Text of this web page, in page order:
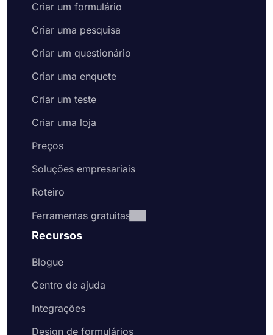
Criar um formulário
Criar uma pesquisa
Criar um questionário
Criar uma enquete
Criar um teste
Criar uma loja
Preços
Soluções empresariais
Roteiro
Ferramentas gratuitas
Recursos
Blogue
Centro de ajuda
Integrações
Design de formulários